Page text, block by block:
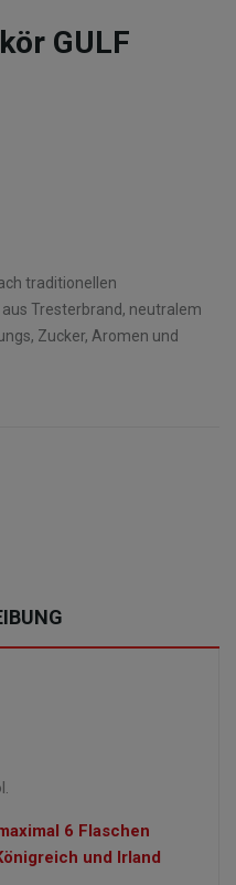
GULF
traditionellen
Tresterbrand, neutralem
Zucker, Aromen und
6 Flaschen
und Irland